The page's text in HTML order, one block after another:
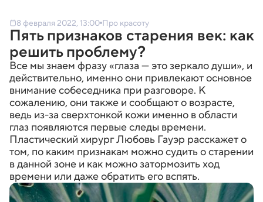
8 февраля 2022, 13:00 Про красоту
Пять признаков старения век: как
решить проблему?
Все мы знаем фразу «глаза — это зеркало души», и
действительно, именно они привлекают основное
внимание собеседника при разговоре. К
сожалению, они также и сообщают о возрасте,
ведь из-за сверхтонкой кожи именно в области
глаз появляются первые следы времени.
Пластический хирург Любовь Гауэр расскажет о
том, по каким признакам можно судить о старении
в данной зоне и как можно затормозить ход
времени или даже обратить его вспять.